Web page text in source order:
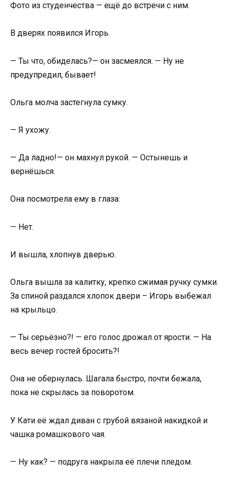
Фото из студенчества — ещё до встречи с ним.
В дверях появился Игорь.
— Ты что, обиделась?— он засмеялся. — Ну не
предупредил, бывает!
Ольга молча застегнула сумку.
— Я ухожу.
— Да ладно!— он махнул рукой. — Остынешь и
вернёшься.
Она посмотрела ему в глаза:
— Нет.
И вышла, хлопнув дверью.
Ольга вышла за калитку, крепко сжимая ручку сумки.
За спиной раздался хлопок двери – Игорь выбежал
на крыльцо.
— Ты серьёзно?! — его голос дрожал от ярости. — На
весь вечер гостей бросить?!
Она не обернулась. Шагала быстро, почти бежала,
пока не скрылась за поворотом.
У Кати её ждал диван с грубой вязаной накидкой и
чашка ромашкового чая.
— Ну как? — подруга накрыла её плечи пледом.